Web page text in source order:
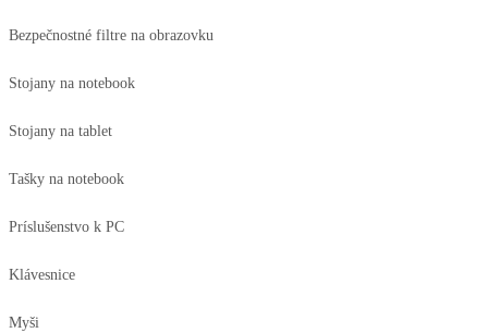
Bezpečnostné filtre na obrazovku
Stojany na notebook
Stojany na tablet
Tašky na notebook
Príslušenstvo k PC
Klávesnice
Myši